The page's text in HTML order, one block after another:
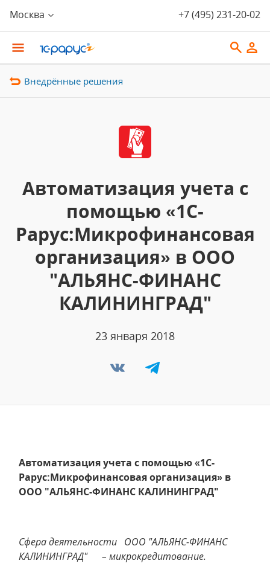
Москва +7 (495) 231-20-02
Внедрённые решения
Автоматизация учета с
помощью «1С-
Рарус:Микрофинансовая
организация» в ООО
"АЛЬЯНС-ФИНАНС
КАЛИНИНГРАД"
23 января 2018
Автоматизация учета с помощью «1С-
Рарус:Микрофинансовая организация» в
ООО "АЛЬЯНС-ФИНАНС КАЛИНИНГРАД"
Сфера деятельности ООО "АЛЬЯНС-ФИНАНС
КАЛИНИНГРАД"
– микрокредитование.